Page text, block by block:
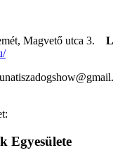
Magvető utca 3.
Egyesülete